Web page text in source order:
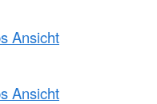
Ansicht
Ansicht